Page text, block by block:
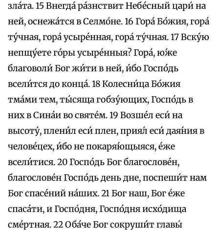
зла́та. 15 Внегда́ ра́знствит Небе́сный цари́ на
ней, оснежа́тся в Селмо́не. 16 Гора́ Бо́жия, гора́
ту́чная, гора́ усыре́нная, гора́ ту́чная. 17 Вску́ю
непщу́ете го́ры усыре́нныя? Гора́, ю́же
благоволи́ Бог жи́ти в ней, и́бо Госпо́дь
всели́тся до конца́. 18 Колесни́ца Бо́жия
тма́ми тем, ты́сяща гобзу́ющих, Госпо́дь в
них в Сина́и во святе́м. 19 Возше́л еси́ на
высоту́, плени́л еси́ плен, прия́л еси́ дая́ния в
челове́цех, и́бо не покаря́ющыяся, е́же
всели́тися. 20 Госпо́дь Бог благослове́н,
благослове́н Госпо́дь день дне, поспеши́т нам
Бог спасе́ний на́ших. 21 Бог наш, Бог е́же
спаса́ти, и Госпо́дня, Госпо́дня исхо́дища
сме́ртная. 22 Оба́че Бог сокруши́т главы́